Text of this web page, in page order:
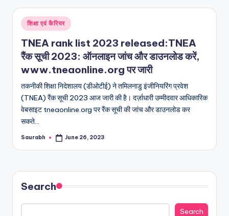
और
विश्व
Posted
in
शिक्षा एवं कैरियर
TNEA rank list 2023 released:TNEA
रैंक सूची 2023: ऑनलाइन जांच और डाउनलोड करें,
www.tneaonline.org पर जारी
तकनीकी शिक्षा निदेशालय (डीओटीई) ने तमिलनाडु इंजीनियरिंग प्रवेश
(TNEA) रैंक सूची 2023 आज जारी की है। दर्ज़ाधारी उम्मीदवार आधिकारिक
वेबसाइट tneaonline.org पर रैंक सूची की जांच और डाउनलोड कर
सकते…
Posted
Saurabh June 26, 2023
Search
Search